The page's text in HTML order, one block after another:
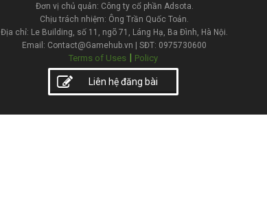
Đơn vị chủ quản: Công ty cổ phần Adsota.
Chịu trách nhiệm: Ông Trần Quốc Toản.
Địa chỉ: Le Building, số 11, ngõ 71, Láng Hạ, Ba Đình, Hà Nội.
Email: Contact@Gamehub.vn | SĐT: 0975730600
Terms of Uses | Policy
Liên hệ đăng bài